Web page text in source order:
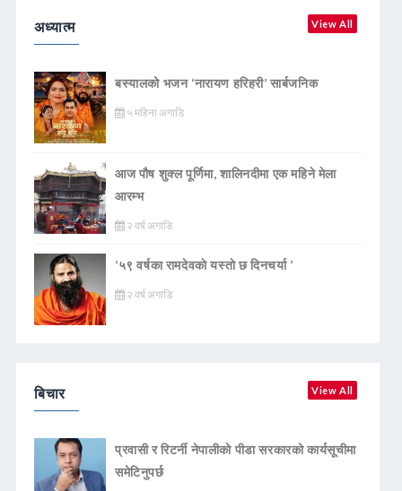
अध्यात्म View All
बस्यालको भजन ‘नारायण हरिहरी’ सार्बजनिक
५ महिना अगाडि
आज पौष शुक्ल पूर्णिमा, शालिनदीमा एक महिने मेला
आरम्भ
२ वर्ष अगाडि
‘५९ वर्षका रामदेवकाे यस्ताे छ दिनचर्या ’
२ वर्ष अगाडि
बिचार View All
प्रवासी र रिटर्नी नेपालीको पीडा सरकारको कार्यसूचीमा
समेटिनुपर्छ